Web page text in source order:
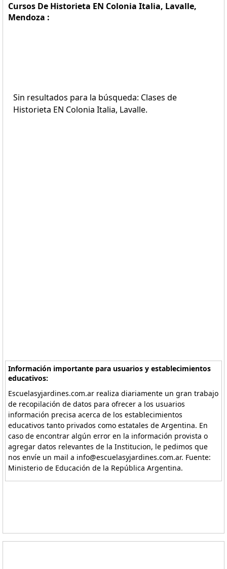
Cursos De Historieta EN Colonia Italia, Lavalle,
Mendoza :
Sin resultados para la búsqueda: Clases de
Historieta EN Colonia Italia, Lavalle.
Información importante para usuarios y establecimientos
educativos:
Escuelasyjardines.com.ar realiza diariamente un gran trabajo
de recopilación de datos para ofrecer a los usuarios
información precisa acerca de los establecimientos
educativos tanto privados como estatales de Argentina. En
caso de encontrar algún error en la información provista o
agregar datos relevantes de la Institucion, le pedimos que
nos envíe un mail a info@escuelasyjardines.com.ar. Fuente:
Ministerio de Educación de la República Argentina.